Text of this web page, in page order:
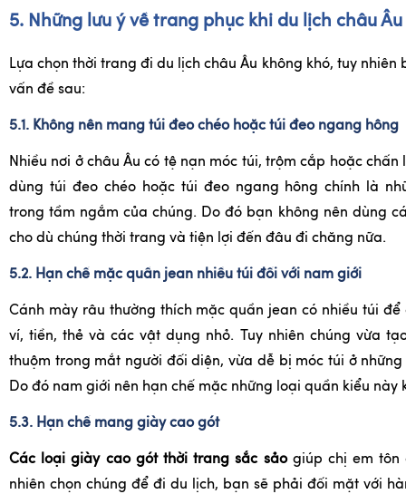
5. Những lưu ý về trang phục khi du lịch châu Âu
Lựa chọn thời trang đi du lịch châu Âu không khó, tuy nhiên
vấn đề sau:
5.1. Không nên mang túi đeo chéo hoặc túi đeo ngang hông
Nhiều nơi ở châu Âu có tệ nạn móc túi, trộm cắp hoặc chấn
dùng túi đeo chéo hoặc túi đeo ngang hông chính là
trong tầm ngắm của chúng. Do đó bạn không nên dùng
cho dù chúng thời trang và tiện lợi đến đâu đi chăng nữa.
5.2. Hạn chế mặc quần jean nhiều túi đối với nam giới
Cánh mày râu thường thích mặc quần jean có nhiều túi
ví, tiền, thẻ và các vật dụng nhỏ. Tuy nhiên chúng vừa
thuộm trong mắt người đối diện, vừa dễ bị móc túi ở những
Do đó nam giới nên hạn chế mặc những loại quần kiểu này
5.3. Hạn chế mang giày cao gót
Các loại giày cao gót thời trang sắc sảogiúp chị em tôn
nhiên chọn chúng để đi du lịch, bạn sẽ phải đối mặt với